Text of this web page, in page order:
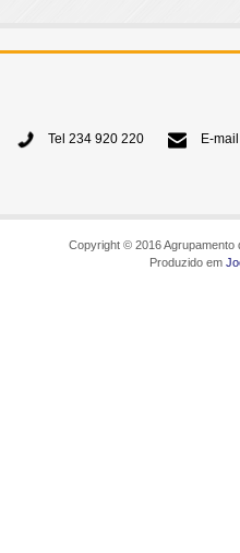
Tel 234 920 220 E-
Copyright © 2016
Produzido em